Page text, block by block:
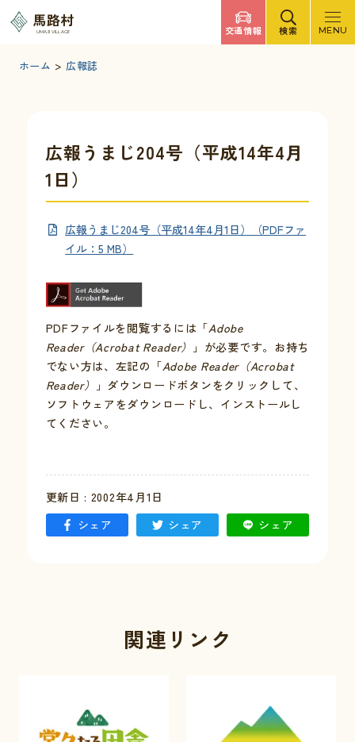
馬路村
UMAJI VILLAGE 交通情報 検索 MENU
ホーム > 広報誌
広報うまじ204号（平成14年4月
1日）
広報うまじ204号（平成14年4月1日）（PDFファ
イル：5 MB）
PDFファイルを閲覧するには「Adobe
Reader（Acrobat Reader） 」が必要です。お持ち
でない方は、左記の「Adobe Reader（Acrobat
Reader） 」ダウンロードボタンをクリックして、
ソフトウェアをダウンロードし、インストールし
てください。
更新日 : 2002年4月1日
シェア
シェア シェア
関連リンク
観光・イベント
移住・定住
ふるさと納税
お問い合わせ
例規集
文字サイズ